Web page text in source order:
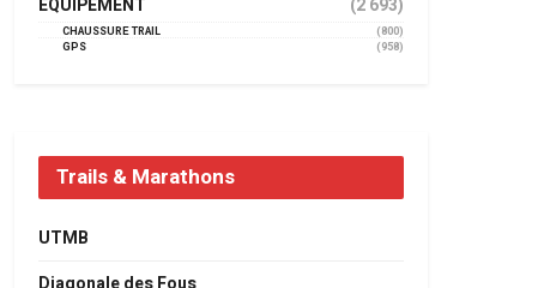
EQUIPEMENT (2 693)
CHAUSSURE TRAIL
(800)
GPS
(958)
Trails & Marathons
UTMB